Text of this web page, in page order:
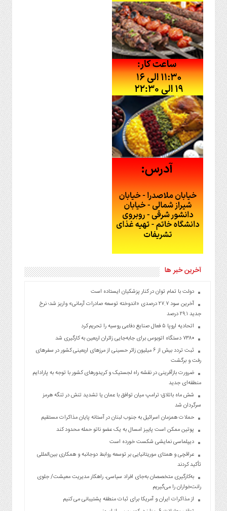
آخرین خبر ها
دولت با تمام توان در کنار پزشکیان ایستاده است
آخرین سود ۲۷.۷ درصدی «اندوخته توسعه صادرات آرمانی» واریز شد؛ نرخ
جدید ۲۹.۱ درصد
اتحادیه اروپا ۵ فعال صنایع دفاعی روسیه را تحریم کرد
۷۳۸۰ دستگاه اتوبوس برای جابه‌جایی زائران اربعین به‌ کارگیری شد
ثبت تردد بیش از ۶ میلیون زائر حسینی از مرزهای اربعینی کشور در سفرهای
رفت و برگشت
ضرورت بازآفرینی در نقشه راه لجستیک و کریدورهای کشور با توجه به پارادایم
منطقه‌ای جدید
شش ماه باتلاق؛ ترامپ میان توافق با عمان یا تشدید تنش در تنگه هرمز
سرگردان شد
حملات همزمان اسرائیل به جنوب لبنان در آستانه پایان مذاکرات مستقیم
پوتین ممکن است پاییز امسال به یک عضو ناتو حمله محدود کند
دیپلماسی نمایشی شکست خورده است
عراقچی و همتای موریتانیایی بر توسعه روابط دوجانبه و همکاری بین‌المللی
تأکید کردند
به‌کارگیری متخصصان به‌جای افراد سیاسی، راهکار مدیریت معیشت/ جلوی
رانت‌خواران را می‌گیریم
از مذاکرات ایران و آمریکا برای ثبات منطقه پشتیبانی می کنیم